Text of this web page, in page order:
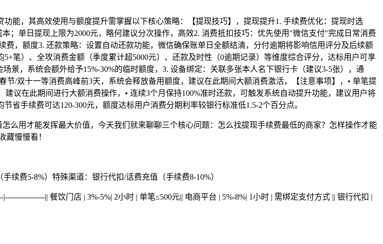
能，其高效使用与额度提升需掌握以下核心策略：【提现技巧】，提现提升1. 手续费优化：提现时选
；单日提现上限为2000元，略何建议分次操作，高效2. 消费抵扣技巧：优先使用"微信支付"完成日常消费
，额度3. 还款策略：设置自动还款功能，微信确保账单日全额结清，分付逾期将影响信用评分及后续额
笔）、全攻消费金额（季度累计超5000元）、还款及时性（0逾期记录）等维度综合评分，达标用户可享
景，系统会额外给予15%-30%的临时额度，3. 设备绑定：关联多张本人名下银行卡（建议3-5张），通
/双十一等消费高峰前3天，系统会释放备用额度，建议在此期间大额消费激活，【注意事项】，• 单笔提
议在此期间进行大额消费操作，• 连续3个月保持100%准时还款，可触发系统自动提升功能，建议用户将
省手续费可达120-300元，额度达标用户消费分期利率较银行标准低1.5-2个百分点。
么用才能发挥最大价值，今天我们就来聊聊三个核心问题：怎么找提现手续费最低的商家？怎样操作才能
藏慢慢看！
续费5-8%）特殊渠道：银行代扣/话费充值（手续费8-10%）
|| 餐饮门店 | 3%-5%| 2小时 | 单笔≤500元|| 电商平台 | 5%-8%| 1小时 | 需绑定支付方式 || 银行代扣 |